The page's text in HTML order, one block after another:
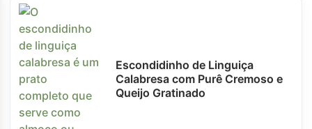
Escondidinho de Linguiça
Calabresa com Purê Cremoso e
Queijo Gratinado